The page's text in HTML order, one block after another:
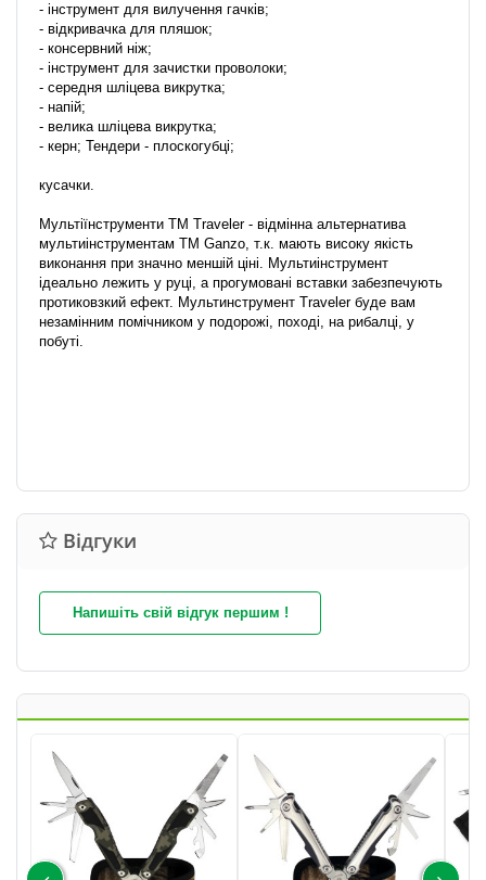
- інструмент для вилучення гачків;
- відкривачка для пляшок;
- консервний ніж;
- інструмент для зачистки проволоки;
- середня шліцева викрутка;
- напій;
- велика шліцева викрутка;
- керн; Тендери - плоскогубці;
кусачки.
Мультіїнструменти ТМ Traveler - відмінна альтернатива
мультиінструментам ТМ Ganzo, т.к. мають високу якість
виконання при значно меншій ціні. Мультиінструмент
ідеально лежить у руці, а прогумовані вставки забезпечують
протиковзкий ефект. Мультинструмент Traveler буде вам
незамінним помічником у подорожі, поході, на рибалці, у
побуті.
Відгуки
Напишіть свій відгук першим !